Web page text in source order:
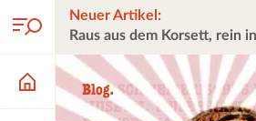
Neuer Artikel: